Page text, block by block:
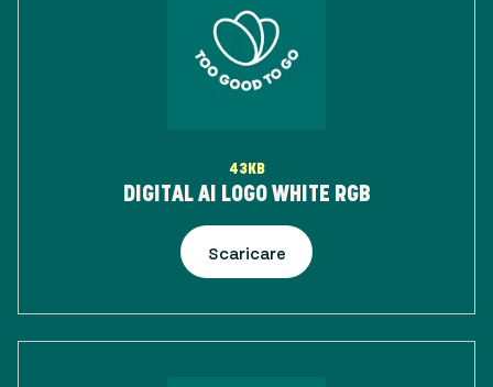
43KB
DIGITAL AI LOGO WHITE RGB
Scaricare